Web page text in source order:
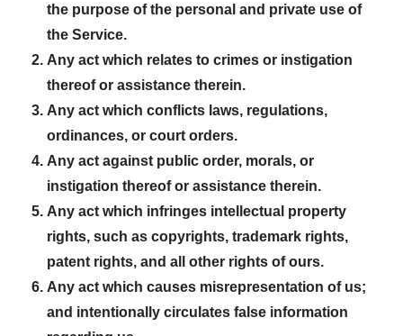
the purpose of the personal and private use of
the Service.
Any act which relates to crimes or instigation
thereof or assistance therein.
Any act which conflicts laws, regulations,
ordinances, or court orders.
Any act against public order, morals, or
instigation thereof or assistance therein.
Any act which infringes intellectual property
rights, such as copyrights, trademark rights,
patent rights, and all other rights of ours.
Any act which causes misrepresentation of us;
and intentionally circulates false information